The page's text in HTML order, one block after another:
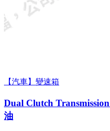
【汽車】變速箱
Dual Clutch
油